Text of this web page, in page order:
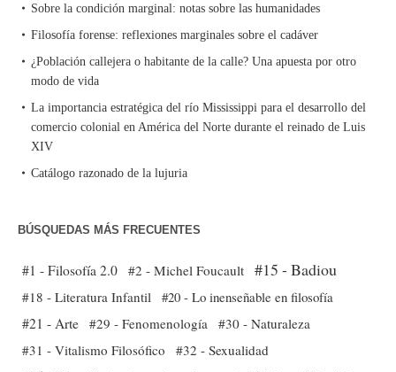
Sobre la condición marginal: notas sobre las humanidades
Filosofía forense: reflexiones marginales sobre el cadáver
¿Población callejera o habitante de la calle? Una apuesta por otro
modo de vida
La importancia estratégica del río Mississippi para el desarrollo del
comercio colonial en América del Norte durante el reinado de Luis
XIV
Catálogo razonado de la lujuria
BÚSQUEDAS MÁS FRECUENTES
#1 - Filosofía 2.0 #2 - Michel Foucault #15 - Badiou
#18 - Literatura Infantil #20 - Lo inenseñable en filosofía
#21 - Arte #29 - Fenomenología
#30 - Naturaleza
#31 - Vitalismo Filosófico
#32 - Sexualidad